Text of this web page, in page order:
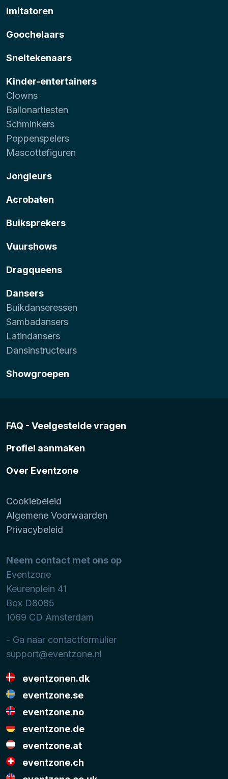
Imitatoren
Goochelaars
Sneltekenaars
Kinder-entertainers
Clowns
Ballonartiesten
Schminkers
Poppenspelers
Mascottefiguren
Jongleurs
Acrobaten
Buiksprekers
Vuurshows
Dragqueens
Dansers
Buikdanseressen
Sambadansers
Latindansers
Dansinstructeurs
Showgroepen
FAQ - Veelgestelde vragen
Profiel aanmaken
Over Eventzone
Cookiebeleid
Algemene Voorwaarden
Privacybeleid
Neem contact met ons op
Eventzone
Keurenplein 41
Box D8085
1069 CD Amsterdam
- Ga naar contactformulier
support@eventzone.nl
eventzonen.dk
eventzone.se
eventzone.no
eventzone.de
eventzone.at
eventzone.ch